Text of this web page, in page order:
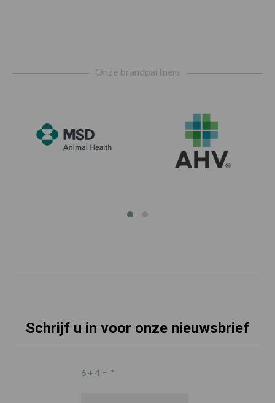
Onze brandpartners
Schrijf u in voor onze nieuwsbrief
6 + 4 = *